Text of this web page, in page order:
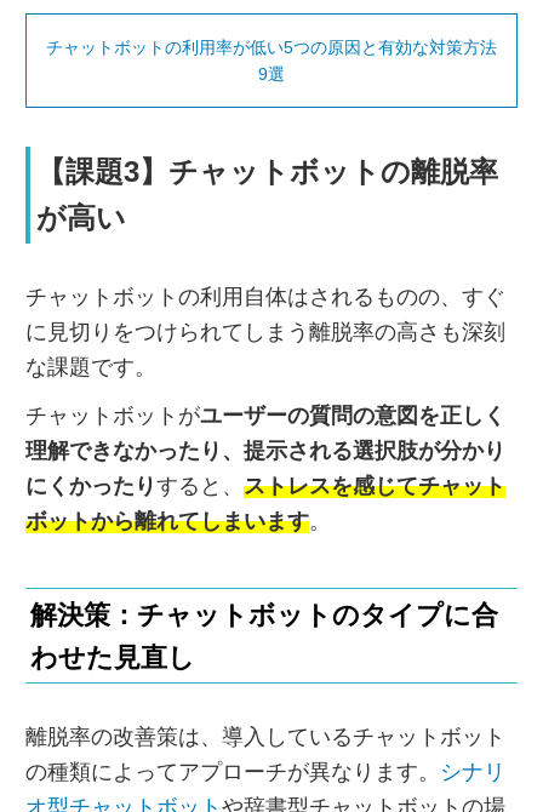
チャットボットの利用率が低い5つの原因と有効な対策方法
9選
【課題3】チャットボットの離脱率
が高い
チャットボットの利用自体はされるものの、すぐ
に見切りをつけられてしまう離脱率の高さも深刻
な課題です。
チャットボットがユーザーの質問の意図を正しく
理解できなかったり、提示される選択肢が分かり
にくかったりすると、 ストレスを感じてチャット
ボットから離れてしまいます。
解決策：チャットボットのタイプに合
わせた見直し
離脱率の改善策は、導入しているチャットボット
の種類によってアプローチが異なります。 シナリ
オ型チャットボット や辞書型チャットボットの場